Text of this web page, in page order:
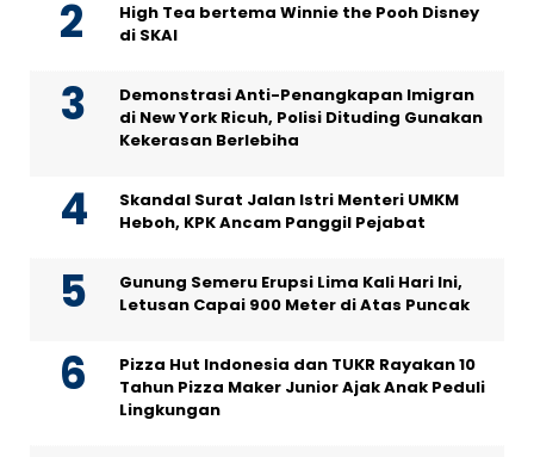
High Tea bertema Winnie the Pooh Disney
di SKAI
Demonstrasi Anti-Penangkapan Imigran
di New York Ricuh, Polisi Dituding Gunakan
Kekerasan Berlebiha
Skandal Surat Jalan Istri Menteri UMKM
Heboh, KPK Ancam Panggil Pejabat
Gunung Semeru Erupsi Lima Kali Hari Ini,
Letusan Capai 900 Meter di Atas Puncak
Pizza Hut Indonesia dan TUKR Rayakan 10
Tahun Pizza Maker Junior Ajak Anak Peduli
Lingkungan